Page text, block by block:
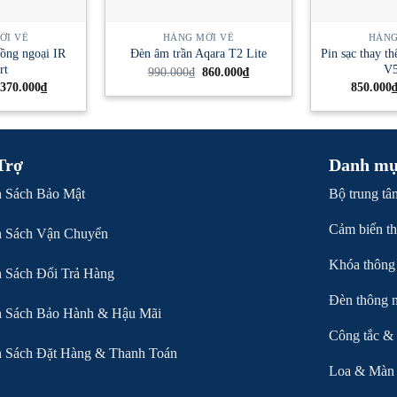
VỀ
ngoại IR
370.000₫Khoảng
từ
HÀNG MỚI VỀ
Đèn âm trần Aqara T2 Lite
990.000₫ Giá
là:
860.000₫Giá
tại
Pin sạc thay
850.000₫
Sách Bảo Mật
Sách Vận Chuyển
Sách Đổi Trả Hàng
Sách Bảo Hành & Hậu Mãi
Sách Đặt Hàng & Thanh Toán
Danh
Bộ trung
Cảm biến
Khóa
Đèn thông
Công tắc &
Loa & Màn